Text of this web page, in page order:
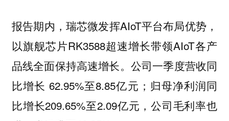
报告期内，瑞芯微发挥AIoT平台布局优势，
以旗舰芯片RK3588超速增长带领AIoT各产
品线全面保持高速增长。公司一季度营收同
比增长 62.95%至8.85亿元；归母净利润同
比增长209.65%至2.09亿元，公司毛利率也